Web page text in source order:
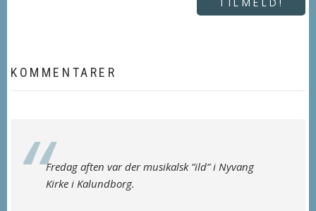
TILMELD!
KOMMENTARER
Fredag aften var der musikalsk ”ild” i Nyvang
Kirke i Kalundborg.